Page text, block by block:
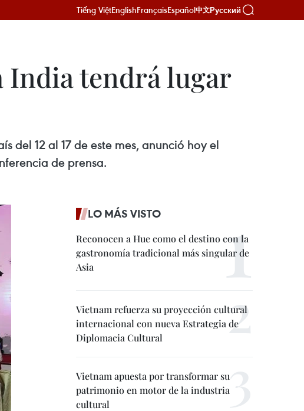
Tiếng ViệtEnglishFrançaisEspañol中文Русский
India tendrá lugar
del 12 al 17 de este mes, anunció hoy el
de prensa.
LO MÁS VISTO
Reconocen a Hue como el destino con la
gastronomía tradicional más singular de
Asia
Vietnam refuerza su proyección cultural
internacional con nueva Estrategia de
Diplomacia Cultural
Vietnam apuesta por transformar su
patrimonio en motor de la industria
cultural